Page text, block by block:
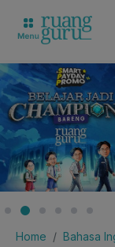
Home Bahasa